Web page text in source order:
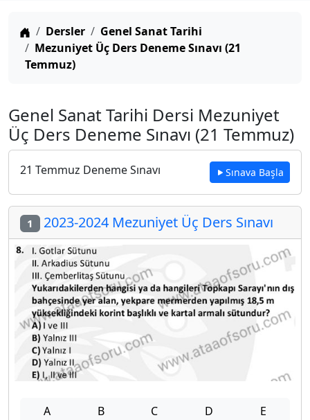
Anasayfa
Dersler
Genel Sanat Tarihi
Mezuniyet Üç Ders Deneme Sınavı (21
Temmuz)
Genel Sanat Tarihi Dersi Mezuniyet
Üç Ders Deneme Sınavı (21 Temmuz)
21 Temmuz Deneme Sınavı Sınava Başla
1 2023-2024 Mezuniyet Üç Ders Sınavı
A B C D E